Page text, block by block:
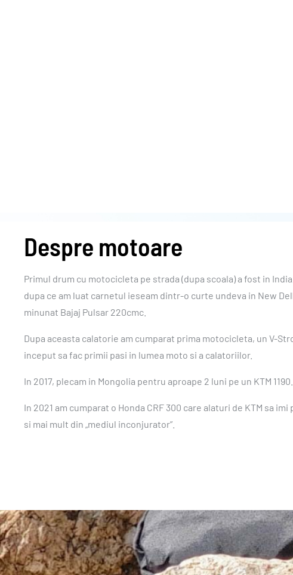
Despre motoare
Primul drum cu motocicleta pe strada (dupa scoala) a fost in
dupa ce am luat carnetul ieseam dintr-o curte undeva in New
minunat Bajaj Pulsar 220cmc.
Dupa aceasta calatorie am cumparat prima motocicleta, un V-
inceput sa fac primii pasi in lumea moto si a calatoriilor.
In 2017, plecam in Mongolia pentru aproape 2 luni pe un KTM 1190.
In 2021 am cumparat o Honda CRF 300 care alaturi de KTM sa
si mai mult din „mediul inconjurator”.